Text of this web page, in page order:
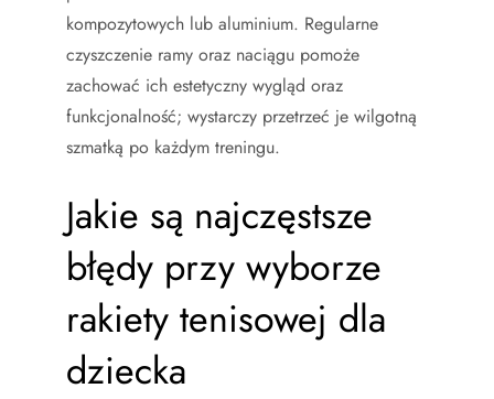
kompozytowych lub aluminium. Regularne
czyszczenie ramy oraz naciągu pomoże
zachować ich estetyczny wygląd oraz
funkcjonalność; wystarczy przetrzeć je wilgotną
szmatką po każdym treningu.
Jakie są najczęstsze
błędy przy wyborze
rakiety tenisowej dla
dziecka